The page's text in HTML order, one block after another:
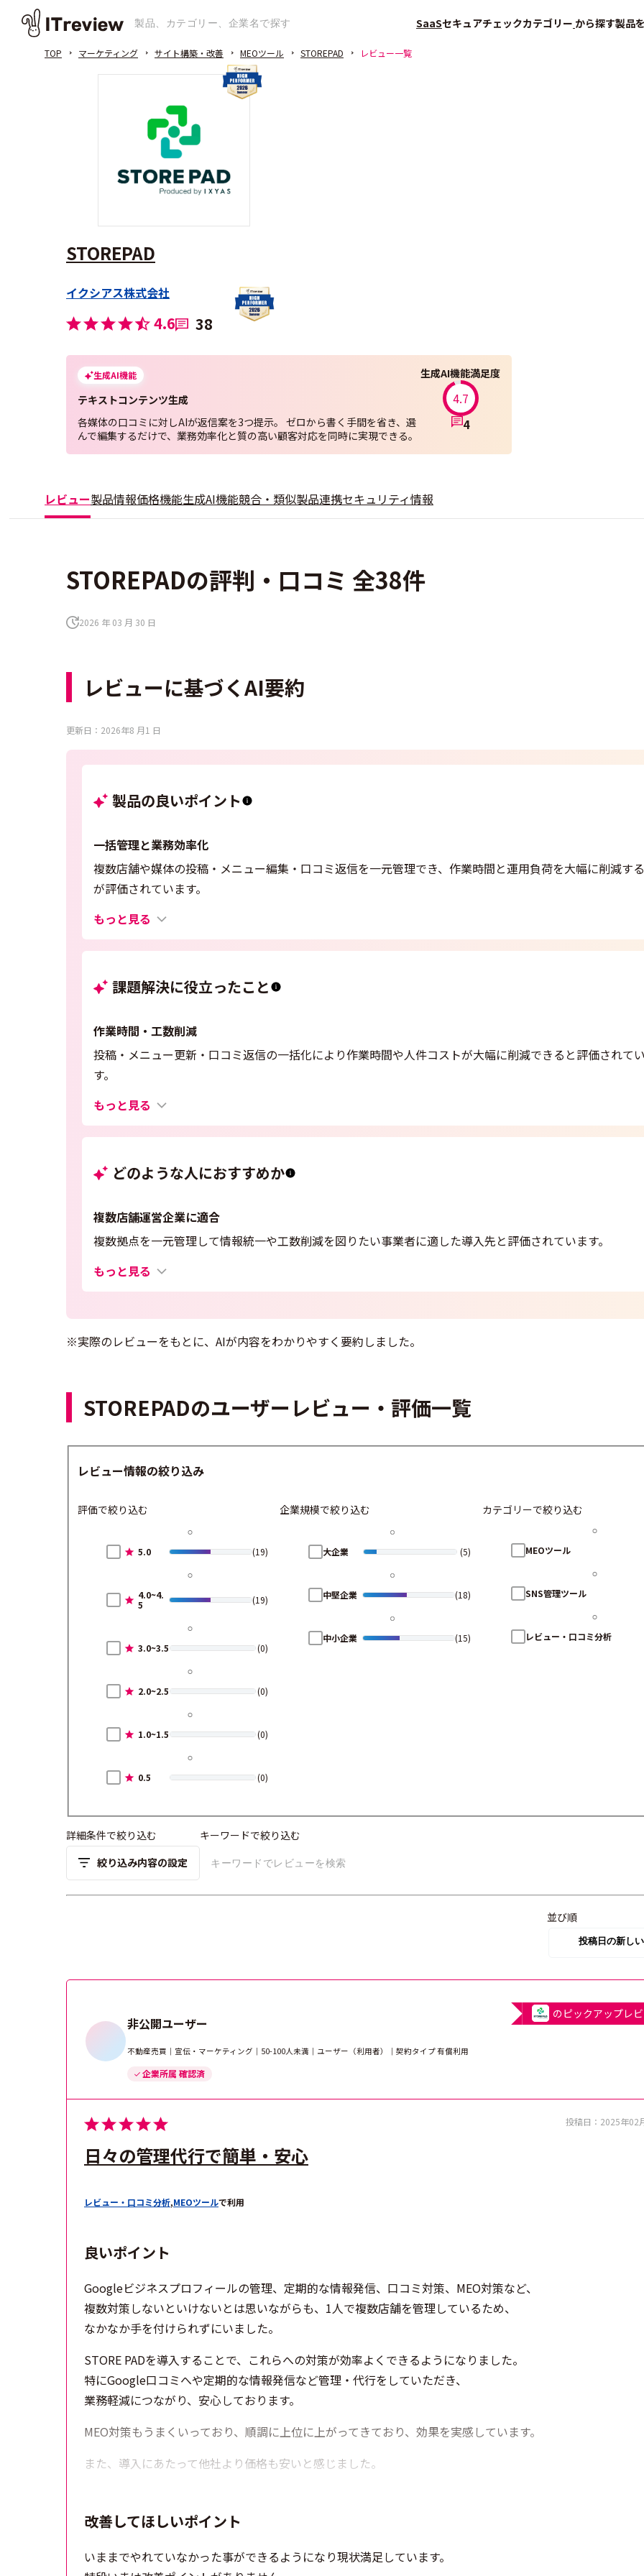
SaaSセキュアチェックカテゴリー から探す製品
TOP マーケティング サイト構築・改善 MEOツール STOREPAD レビュー一覧
STOREPAD
イクシアス株式会社
4.6 38
生成AI機能
テキストコンテンツ生成
各媒体の口コミに対しAIが返信案を3つ提示。 ゼロから書く手間を省き、選
んで編集するだけで、業務効率化と質の高い顧客対応を同時に実現できる。
生成AI機能満足度
4.7
4
レビュー製品情報価格機能生成AI機能競合・類似製品連携セキュリティ情報
STOREPADの評判・口コミ 全38件
2026 年 03 月 30 日
レビューに基づくAI要約
更新日：2026年8 月1 日
製品の良いポイント
一括管理と業務効率化
複数店舗や媒体の投稿・メニュー編集・口コミ返信を一元管理でき、作業時間と運用負荷を大幅に削減す
が評価されています。
もっと見る
課題解決に役立ったこと
作業時間・工数削減
投稿・メニュー更新・口コミ返信の一括化により作業時間や人件コストが大幅に削減できると評価されて
す。
もっと見る
どのような人におすすめか
複数店舗運営企業に適合
複数拠点を一元管理して情報統一や工数削減を図りたい事業者に適した導入先と評価されています。
もっと見る
※実際のレビューをもとに、AIが内容をわかりやすく要約しました。
STOREPADのユーザーレビュー・評価一覧
レビュー情報の絞り込み
評価で絞り込む
5.0 (19)
4.0~4.
5
(19)
3.0~3.5 (0)
2.0~2.5 (0)
1.0~1.5 (0)
0.5 (0)
企業規模で絞り込む
大企業 (5)
中堅企業 (18)
中小企業 (15)
カテゴリーで絞り込む
MEOツール
SNS管理ツール
レビュー・口コミ分析
詳細条件で絞り込む
絞り込み内容の設定
キーワードで絞り込む
並び順
のピックアップレ
非公開ユーザー
不動産売買｜宣伝・マーケティング｜50-100人未満｜ユーザー（利用者）｜契約タイプ 有償利用
企業所属 確認済
投稿日： 2025年02
日々の管理代行で簡単・安心
レビュー・口コミ分析,MEOツールで利用
良いポイント
Googleビジネスプロフィールの管理、定期的な情報発信、口コミ対策、MEO対策など、
複数対策しないといけないとは思いながらも、1人で複数店舗を管理しているため、
なかなか手を付けられずにいました。
STORE PADを導入することで、これらへの対策が効率よくできるようになりました。
特にGoogle口コミへや定期的な情報発信など管理・代行をしていただき、
業務軽減につながり、安心しております。
MEO対策もうまくいっており、順調に上位に上がってきており、効果を実感しています。
また、導入にあたって他社より価格も安いと感じました。
改善してほしいポイント
いままでやれていなかった事ができるようになり現状満足しています。